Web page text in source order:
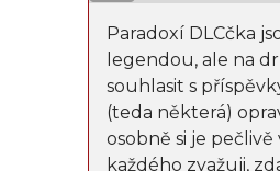
Paradoxí DLCčka
legendou, ale na
souhlasit s
(teda některá)
osobně si je pečlivě
každého zvažuji,